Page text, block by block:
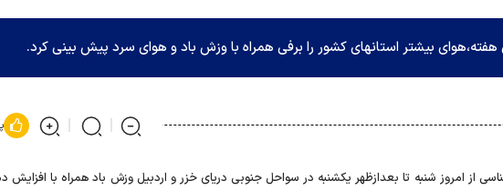
هفته،هوای بیشتر استانهای کشور را برفی همراه با وزش باد و هوای سرد پیش بینی کرد.
از امروز شنبه تا بعدازظهر یکشنبه در سواحل جنوبی دریای خزر و اردبیل وزش باد همراه با افزایش